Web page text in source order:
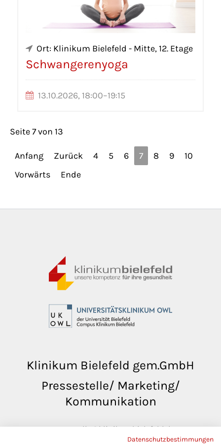
Ort: Klinikum Bielefeld - Mitte, 12. Etage
Schwangerenyoga
13.10.2026, 18:00–19:15
Seite 7 von 13
Anfang Zurück 4 5 6 7 8 9
10
Vorwärts
Ende
Klinikum Bielefeld gem.GmbH
Pressestelle/ Marketing/
Kommunikation
pressestelle@klinikumbielefeld.de
Datenschutzbestimmungen